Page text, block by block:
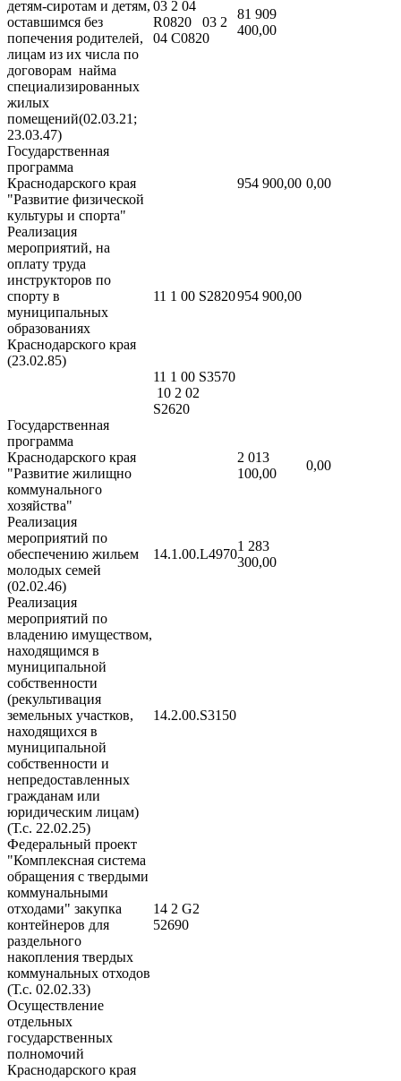
детям-сиротам и детям,
оставшимся без
попечения родителей,
лицам из их числа по
договорам найма
специализированных
жилых
помещений(02.03.21;
23.03.47)
03 2 04
R0820 03 2
04 С0820
81 909
400,00
Государственная
программа
Краснодарского края
"Развитие физической
культуры и спорта"
954 900,00 0,00
Реализация
мероприятий, на
оплату труда
инструкторов по
спорту в
муниципальных
образованиях
Краснодарского края
(23.02.85)
11 1 00 S2820954 900,00
11 1 00 S3570
10 2 02
S2620
Государственная
программа
Краснодарского края
"Развитие жилищно
коммунального
хозяйства"
2 013
100,00
0,00
Реализация
мероприятий по
обеспечению жильем
молодых семей
(02.02.46)
14.1.00.L4970
1 283
300,00
Реализация
мероприятий по
владению имуществом,
находящимся в
муниципальной
собственности
(рекультивация
земельных участков,
находящихся в
муниципальной
собственности и
непредоставленных
гражданам или
юридическим лицам)
(Т.с. 22.02.25)
14.2.00.S3150
Федеральный проект
"Комплексная система
обращения с твердыми
коммунальными
отходами" закупка
контейнеров для
раздельного
накопления твердых
коммунальных отходов
(Т.с. 02.02.33)
14 2 G2
52690
Осуществление
отдельных
государственных
полномочий
Краснодарского края